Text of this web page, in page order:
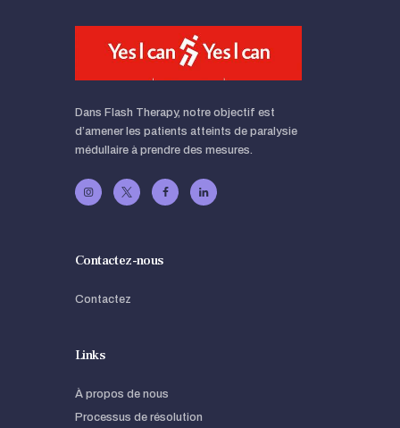
Dans Flash Therapy, notre objectif est
d’amener les patients atteints de paralysie
médullaire à prendre des mesures.
Contactez-nous
Contactez
Links
À propos de nous
Processus de résolution